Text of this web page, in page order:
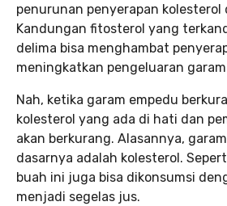
penurunan penyerapan kolesterol
Kandungan fitosterol yang
delima bisa menghambat
meningkatkan pengeluaran
Nah, ketika garam empedu
kolesterol yang ada di hati dan
akan berkurang. Alasannya,
dasarnya adalah kolesterol.
buah ini juga bisa dikonsumsi
menjadi segelas jus.